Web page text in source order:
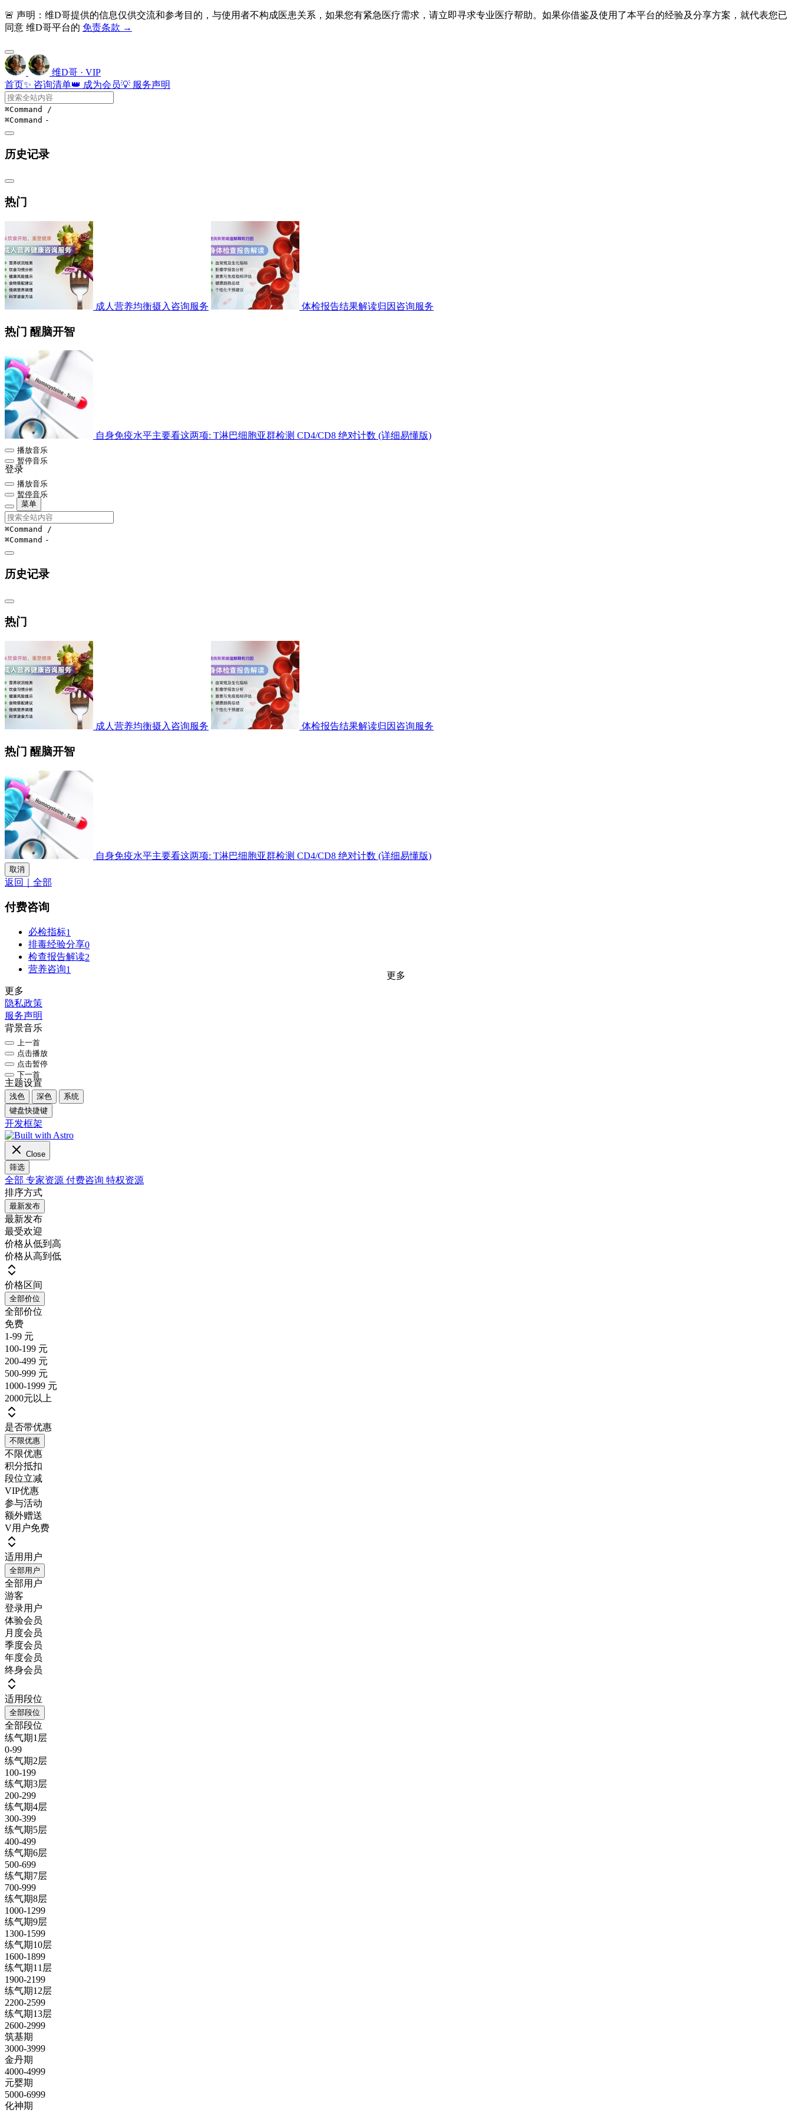
🚨 声明：维D哥提供的信息仅供交流和参考目的，与使用者不构成医患关系，如果您有紧急医疗需求，请立即寻求专业医疗帮助。如果你借鉴及使用了本平台的经验及分享方案，就代表您已
同意 维D哥平台的 免责条款 →
维D哥 · VIP
首页✨ 咨询清单👑 成为会员💡 服务声明
⌘Command /
⌘Command -
历史记录
热门
成人营养均衡摄入咨询服务 体检报告结果解读归因咨询服务
热门 醒脑开智
自身免疫水平主要看这两项: T淋巴细胞亚群检测 CD4/CD8 绝对计数 (详细易懂版)
播放音乐
暂停音乐
登录
播放音乐
暂停音乐
菜单
⌘Command /
⌘Command -
历史记录
热门
成人营养均衡摄入咨询服务 体检报告结果解读归因咨询服务
热门 醒脑开智
自身免疫水平主要看这两项: T淋巴细胞亚群检测 CD4/CD8 绝对计数 (详细易懂版)
取消
返回｜全部
付费咨询
必检指标1
排毒经验分享0
检查报告解读2
营养咨询1
更多
更多
隐私政策
服务声明
背景音乐
上一首
点击播放
点击暂停
下一首
主题设置
浅色 深色
系统
键盘快捷键
开发框架
Close
筛选
全部 专家资源 付费咨询 特权资源
排序方式
最新发布
最新发布
最受欢迎
价格从低到高
价格从高到低
价格区间
全部价位
全部价位
免费
1-99 元
100-199 元
200-499 元
500-999 元
1000-1999 元
2000元以上
是否带优惠
不限优惠
不限优惠
积分抵扣
段位立减
VIP优惠
参与活动
额外赠送
V用户免费
适用用户
全部用户
全部用户
游客
登录用户
体验会员
月度会员
季度会员
年度会员
终身会员
适用段位
全部段位
全部段位
练气期1层
0-99
练气期2层
100-199
练气期3层
200-299
练气期4层
300-399
练气期5层
400-499
练气期6层
500-699
练气期7层
700-999
练气期8层
1000-1299
练气期9层
1300-1599
练气期10层
1600-1899
练气期11层
1900-2199
练气期12层
2200-2599
练气期13层
2600-2999
筑基期
3000-3999
金丹期
4000-4999
元婴期
5000-6999
化神期